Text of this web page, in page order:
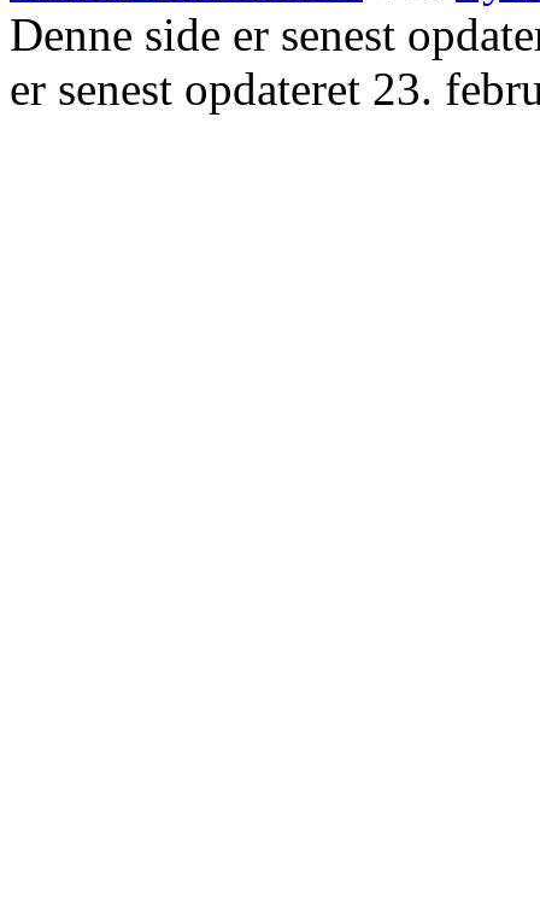
Denne side er senest
er senest opdateret 23.